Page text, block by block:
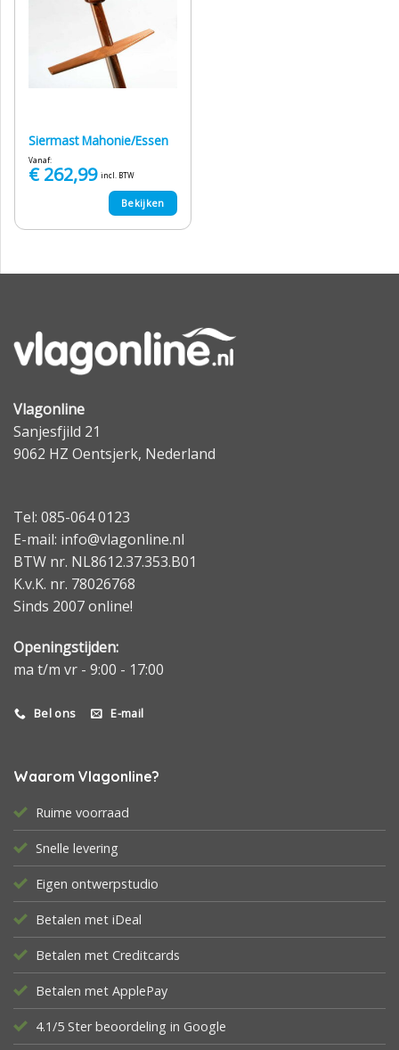
Siermast Mahonie/Essen
Vanaf:
€262,99 incl. BTW
Bekijken
Vlagonline
Sanjesfjild 21
9062 HZ Oentsjerk, Nederland
Tel: 085-064 0123
E-mail: info@vlagonline.nl
BTW nr. NL8612.37.353.B01
K.v.K. nr. 78026768
Sinds 2007 online!
Openingstijden:
ma t/m vr - 9:00 - 17:00
Bel ons E-mail
Waarom Vlagonline?
Ruime voorraad
Snelle levering
Eigen ontwerpstudio
Betalen met iDeal
Betalen met Creditcards
Betalen met ApplePay
4.1/5 Ster beoordeling in Google